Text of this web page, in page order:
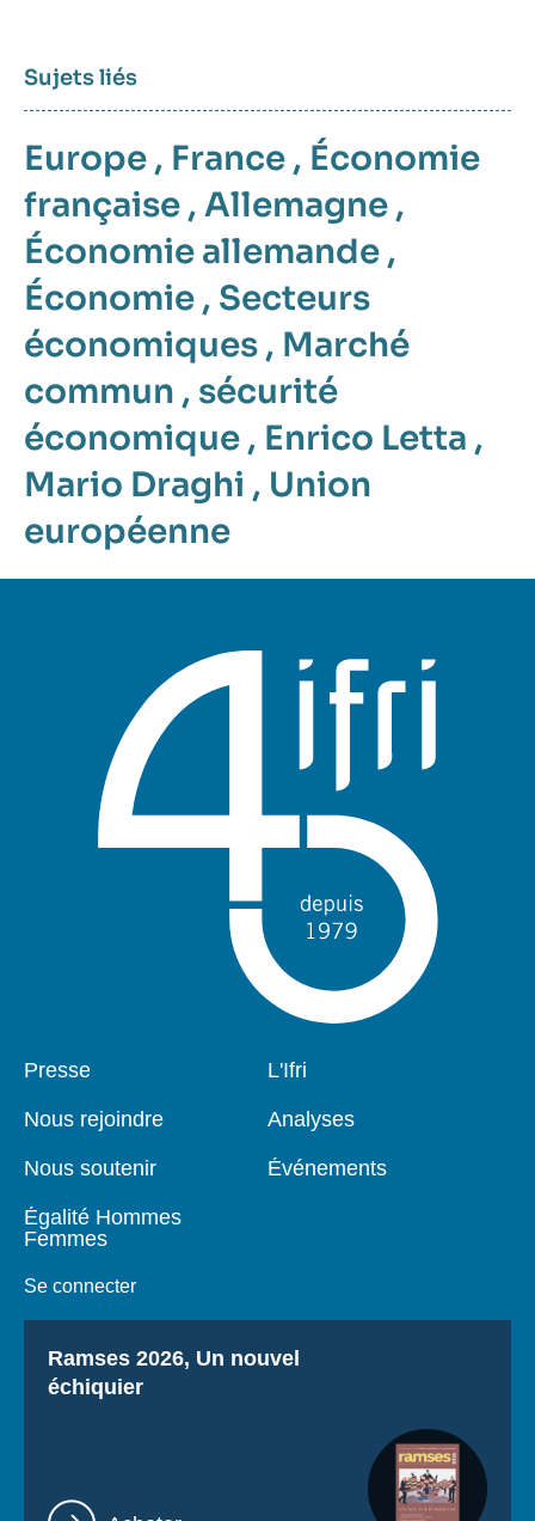
Sujets liés
Europe , France , Économie
française , Allemagne ,
Économie allemande ,
Économie , Secteurs
économiques , Marché
commun , sécurité
économique , Enrico Letta ,
Mario Draghi , Union
européenne
Pied
Presse
Nous rejoindre
Nous soutenir
Égalité Hommes
Femmes
Se connecter
Navigation
L'Ifri
Analyses
Événements
Titre
Ramses 2026, Un nouvel
échiquier